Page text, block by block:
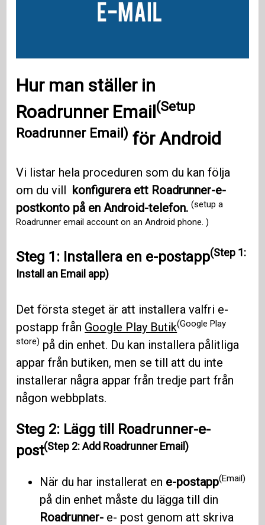
Hur man ställer in
Roadrunner Email(Setup
Roadrunner Email) förAndroid
Vi listar hela proceduren som du kan följa
om du vill konfigurera ett Roadrunner-e-
postkonto på en Android-telefon.(setup a
Roadrunner email account on an Android phone. )
Steg 1: Installera en e-postapp(Step 1:
Install an Email app)
Det första steget är att installera valfri e-
postapp från Google Play Butik(Google Play
store) på din enhet. Du kan installera pålitliga
appar från butiken, men se till att du inte
installerar några appar från tredje part från
någon webbplats.
Steg 2: Lägg till Roadrunner-e-
post(Step 2: Add Roadrunner Email)
När du har installerat en e-postapp(Email)
på din enhet måste du lägga till din
Roadrunner- e- post genom att skriva